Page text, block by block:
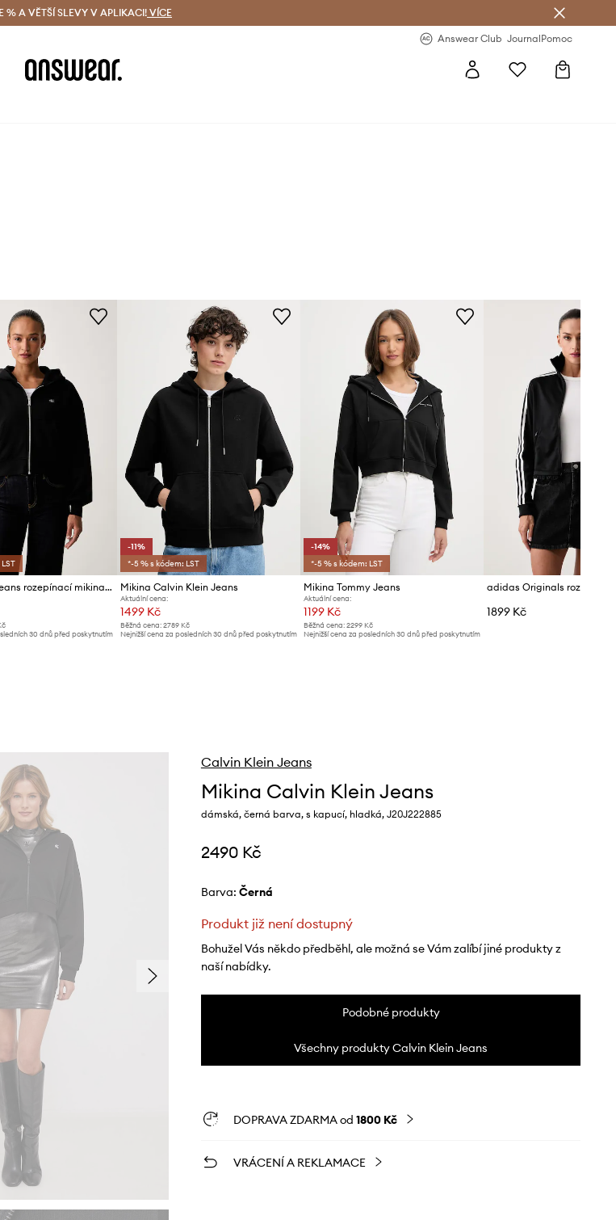
Doručení i do 24 h
% A VĚTŠÍ SLEVY V APLIKACI! VÍCE
Answear Club JournalPomoc
Calvin Klein Jeans rozepínací mikina s kapucí dámská bavlněná
30 dnů před poskytnutím
-11%
*-5 % s kódem: LST
Mikina Calvin Klein Jeans
Aktuální cena:
1499 Kč
Běžná cena: 2789 Kč
Nejnižší cena za posledních 30 dnů před poskytnutím
-14%
*-5 % s kódem: LST
Mikina Tommy Jeans
Aktuální cena:
1199 Kč
Běžná cena:2299 Kč
Nejnižší cena za posledních 30 dnů před poskytnutím
1899 Kč
Calvin Klein Jeans
Mikina Calvin Klein Jeans
dámská, černá barva, s kapucí, hladká, J20J222885
2490 Kč
Barva: černá
Produkt již není dostupný
Bohužel Vás někdo předběhl, ale možná se Vám zalíbí jiné produkty z
naší nabídky.
Podobné produkty
Všechny produkty Calvin Klein Jeans
DOPRAVA ZDARMA od 1800 Kč
VRÁCENÍ A REKLAMACE